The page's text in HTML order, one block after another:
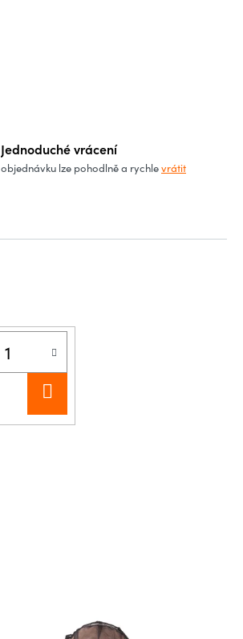
Jednoduché vrácení
objednávku lze pohodlně a rychlevrátit
DO
KOŠÍKU